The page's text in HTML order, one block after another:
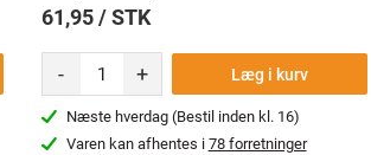
61,95 / STK
- + Læg i kurv
Næste hverdag (Bestil inden kl. 16)
Varen kan afhentes i 78 forretninger